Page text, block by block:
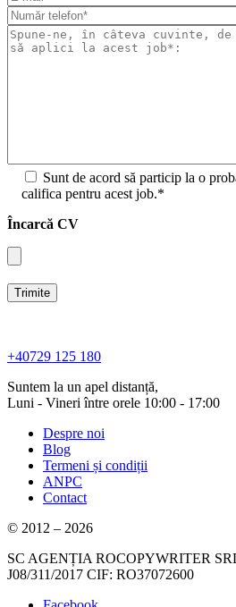
Sunt de acord să particip la o
califica pentru acest job.*
Încarcă CV
+40729 125 180
Suntem la un apel distanță,
Luni - Vineri între orele 10:00 - 17:00
Despre noi
Blog
Termeni și condiții
ANPC
Contact
© 2012 – 2026
SC AGENȚIA ROCOPYWRITER
J08/311/2017 CIF: RO37072600